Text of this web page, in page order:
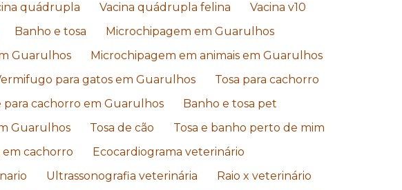
quádrupla Vacina quádrupla felina
Vacina v10
Banho e tosa
Microchipagem em Guarulhos
Guarulhos
Microchipagem em animais em Guarulhos
para gatos em Guarulhos
Tosa para cachorro
para cachorro em Guarulhos
Banho e tosa pet
Guarulhos
Tosa de cão
Tosa e banho perto de mim
em cachorro
Ecocardiograma veterinário
Ultrassonografia veterinária
Raio x veterinário